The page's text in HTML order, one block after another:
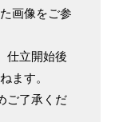
155cm
159cm
画像をご参
仕立開始後
ます。
ご了承くだ